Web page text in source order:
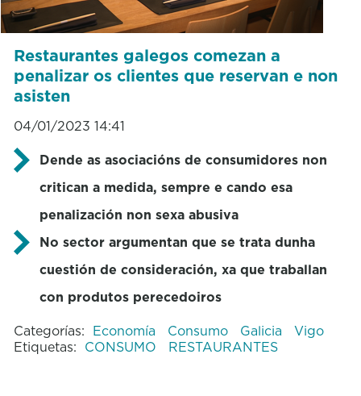
Restaurantes galegos comezan a
penalizar os clientes que reservan e non
asisten
04/01/2023 14:41
Dende as asociacións de consumidores non
critican a medida, sempre e cando esa
penalización non sexa abusiva
No sector argumentan que se trata dunha
cuestión de consideración, xa que traballan
con produtos perecedoiros
Categorías: Economía Consumo Galicia
Vigo
Etiquetas: CONSUMO RESTAURANTES